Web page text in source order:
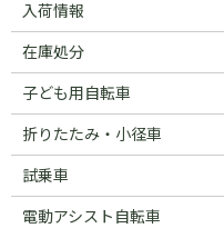
入荷情報
在庫処分
子ども用自転車
折りたたみ・小径車
試乗車
電動アシスト自転車